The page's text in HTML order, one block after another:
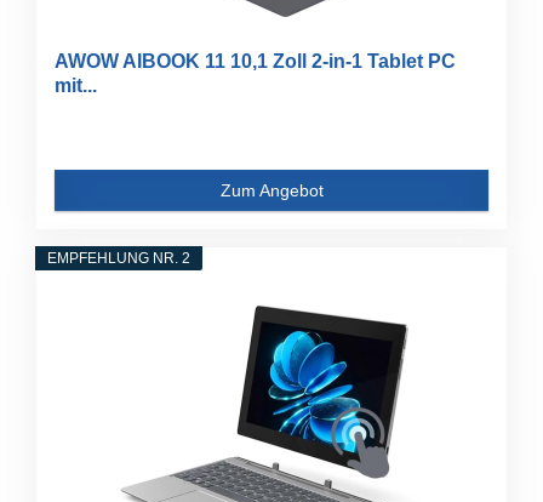
AWOW AIBOOK 11 10,1 Zoll 2-in-1 Tablet PC
mit...
Zum Angebot
EMPFEHLUNG NR. 2